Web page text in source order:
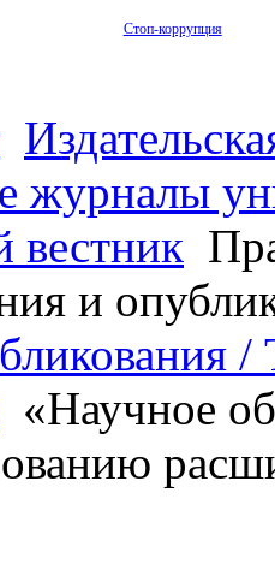
Стоп-коррупция
журналы
вестник
и
«Научное